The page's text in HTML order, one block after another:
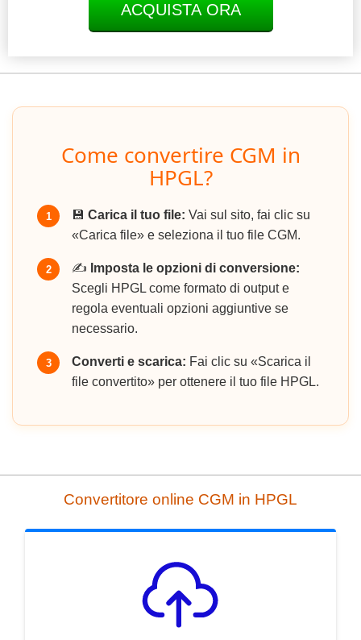
ACQUISTA ORA
Come convertire CGM in
HPGL?
1 💾 Carica il tuo file: Vai sul sito, fai clic su
«Carica file» e seleziona il tuo file CGM.
2 ✍️ Imposta le opzioni di conversione:
Scegli HPGL come formato di output e
regola eventuali opzioni aggiuntive se
necessario.
3 Converti e scarica: Fai clic su «Scarica il
file convertito» per ottenere il tuo file HPGL.
Convertitore online CGM in HPGL